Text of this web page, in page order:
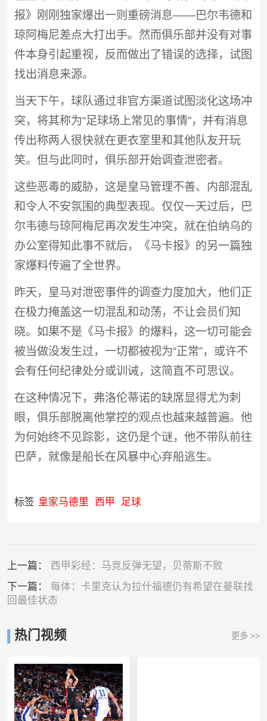
报》刚刚独家爆出一则重磅消息——巴尔韦德和
琼阿梅尼差点大打出手。然而俱乐部并没有对事
件本身引起重视，反而做出了错误的选择，试图
找出消息来源。
当天下午，球队通过非官方渠道试图淡化这场冲
突，将其称为“足球场上常见的事情”，并有消息
传出称两人很快就在更衣室里和其他队友开玩
笑。但与此同时，俱乐部开始调查泄密者。
这些恶毒的威胁，这是皇马管理不善、内部混乱
和令人不安氛围的典型表现。仅仅一天过后，巴
尔韦德与琼阿梅尼再次发生冲突，就在伯纳乌的
办公室得知此事不就后，《马卡报》的另一篇独
家爆料传遍了全世界。
昨天，皇马对泄密事件的调查力度加大，他们正
在极力掩盖这一切混乱和动荡，不让会员们知
晓。如果不是《马卡报》的爆料，这一切可能会
被当做没发生过，一切都被视为“正常”，或许不
会有任何纪律处分或训诫，这简直不可思议。
在这种情况下，弗洛伦蒂诺的缺席显得尤为刺
眼，俱乐部脱离他掌控的观点也越来越普遍。他
为何始终不见踪影，这仍是个谜，他不带队前往
巴萨，就像是船长在风暴中心弃船逃生。
标签 皇家马德里 西甲 足球
上一篇：
西甲彩经：马竞反弹无望，贝蒂斯不败
下一篇： 每体：卡里克认为拉什福德仍有希望在曼联找
回最佳状态
热门视频 更多 >>